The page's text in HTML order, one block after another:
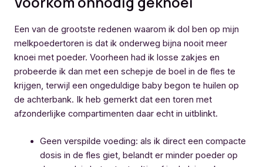
Een van de grootste redenen waarom ik dol ben op mijn
melkpoedertoren is dat ik onderweg bijna nooit meer
knoei met poeder. Voorheen had ik losse zakjes en
probeerde ik dan met een schepje de boel in de fles te
krijgen, terwijl een ongeduldige baby begon te huilen op
de achterbank. Ik heb gemerkt dat een toren met
afzonderlijke compartimenten daar echt in uitblinkt.
Geen verspilde voeding: als ik direct een compacte
dosis in de fles giet, belandt er minder poeder op